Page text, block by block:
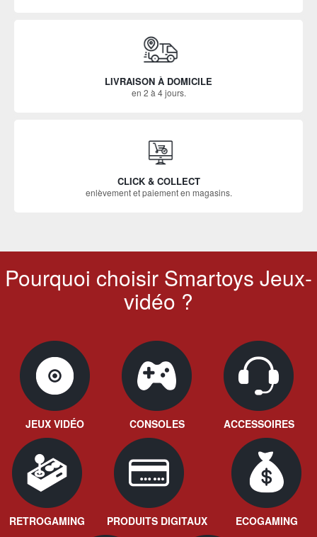
LIVRAISON À DOMICILE
en 2 à 4 jours.
CLICK & COLLECT
enlèvement et paiement en magasins.
Pourquoi choisir Smartoys Jeux-
vidéo ?
JEUX VIDÉO CONSOLES ACCESSOIRES
RETROGAMING PRODUITS DIGITAUX ECOGAMING